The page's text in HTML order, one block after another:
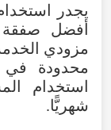
يجدر
أفضل
مزودي
محدودة في
شهريًّا.